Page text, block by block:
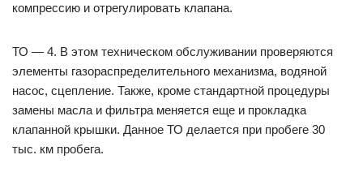
компрессию и отрегулировать клапана.
ТО — 4. В этом техническом обслуживании проверяются
элементы газораспределительного механизма, водяной
насос, сцепление. Также, кроме стандартной процедуры
замены масла и фильтра меняется еще и прокладка
клапанной крышки. Данное ТО делается при пробеге 30
тыс. км пробега.